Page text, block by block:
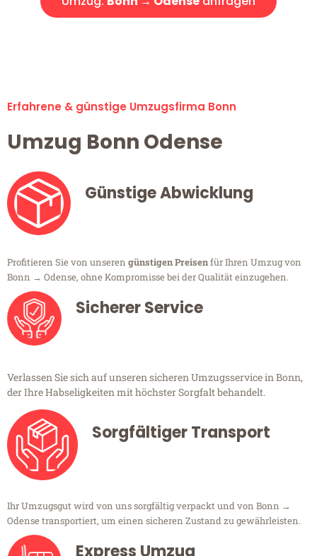
Erfahrene & günstige Umzugsfirma Bonn
Umzug Bonn Odense
Günstige Abwicklung
Profitieren Sie von unseren günstigen Preisenfür Ihren Umzug von
Bonn → Odense, ohne Kompromisse bei der Qualität einzugehen.
Sicherer Service
Verlassen Sie sich auf unseren sicheren Umzugsservice in Bonn,
der Ihre Habseligkeiten mit höchster Sorgfalt behandelt.
Sorgfältiger Transport
Ihr Umzugsgut wird von uns sorgfältig verpackt und von Bonn →
Odense transportiert, um einen sicheren Zustand zu gewährleisten.